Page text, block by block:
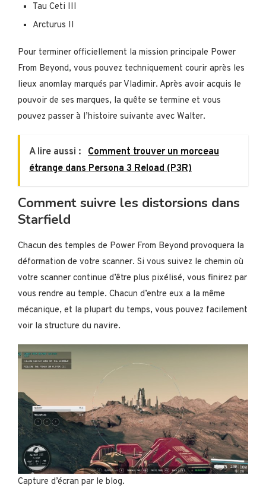
Tau Ceti III
Arcturus II
Pour terminer officiellement la mission principale Power
From Beyond, vous pouvez techniquement courir après les
lieux anomlay marqués par Vladimir. Après avoir acquis le
pouvoir de ses marques, la quête se termine et vous
pouvez passer à l’histoire suivante avec Walter.
A lire aussi :
Comment trouver un morceau
étrange dans Persona 3 Reload (P3R)
Comment suivre les distorsions dans
Starfield
Chacun des temples de Power From Beyond provoquera la
déformation de votre scanner. Si vous suivez le chemin où
votre scanner continue d’être plus pixélisé, vous finirez par
vous rendre au temple. Chacun d’entre eux a la même
mécanique, et la plupart du temps, vous pouvez facilement
voir la structure du navire.
Capture d’écran par le blog.